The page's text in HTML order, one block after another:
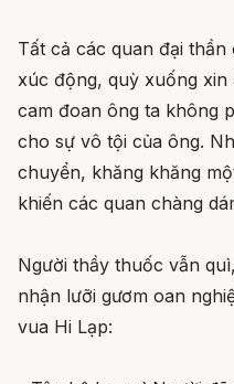
Tất cả các quan đại
xúc động, quỳ xuống
cam đoan ông ta không
cho sự vô tội của ông.
chuyển, khăng khăng
khiến các quan chàng
Người thầy thuốc vẫn
nhận lưỡi gươm oan
vua Hi Lạp: